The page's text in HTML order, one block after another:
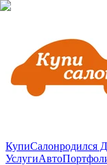
КупиСалонродился
УслугиАвто